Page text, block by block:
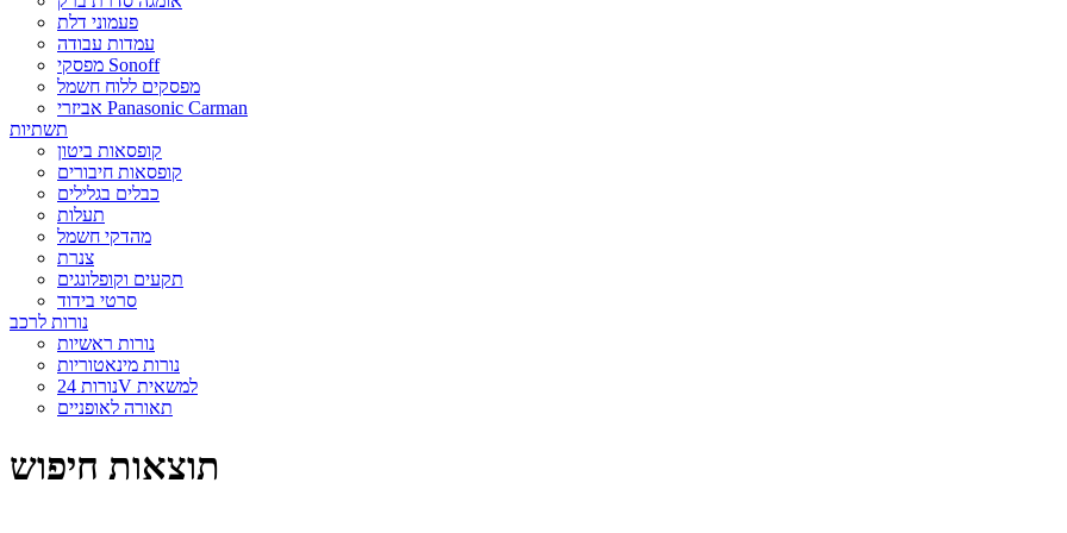
פעמוני דלת
עמדות עבודה
מפסקי Sonoff
מפסקים ללוח חשמל
אביזרי Panasonic Carman
תשתיות
קופסאות ביטון
קופסאות חיבורים
כבלים בגלילים
תעלות
מהדקי חשמל
צנרת
תקעים וקופלונגים
סרטי בידוד
נורות לרכב
נורות ראשיות
נורות מינאטוריות
נורות 24V למשאית
תאורה לאופניים
תוצאות חיפוש